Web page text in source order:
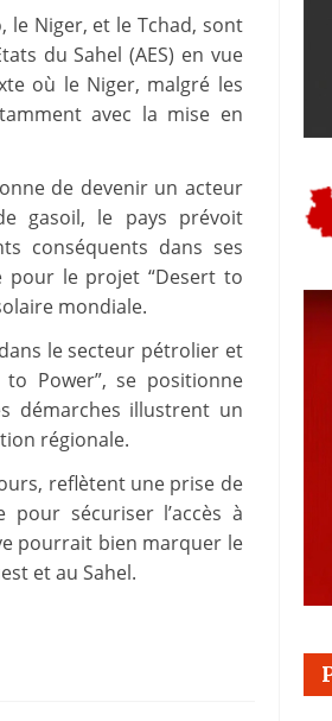
le Niger, et le Tchad, sont
du Sahel (AES) en vue
où le Niger, malgré les
avec la mise en
de devenir un acteur
gasoil, le pays prévoit
conséquents dans ses
pour le projet “Desert to
mondiale.
le secteur pétrolier et
Power”, se positionne
démarches illustrent un
régionale.
reflètent une prise de
pour sécuriser l’accès à
pourrait bien marquer le
et au Sahel.